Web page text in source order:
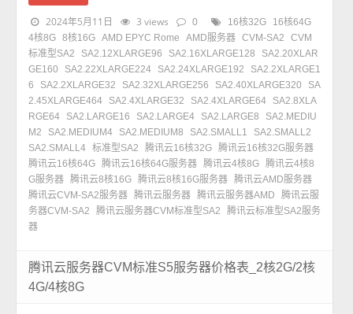
2024年5月11日 3 views 0 16核32G
16核64G
4核8G 8核16G AMD EPYC Rome AMD服务器 CVM-SA2
CVM
标准型SA2
SA2.12XLARGE96 SA2.16XLARGE128
SA2.20XLAR
GE160
SA2.22XLARGE224 SA2.24XLARGE192
SA2.2XLARGE1
6
SA2.2XLARGE32 SA2.32XLARGE256 SA2.40XLARGE320
SA
2.45XLARGE464
SA2.4XLARGE32 SA2.4XLARGE64
SA2.8XLA
RGE64
SA2.LARGE16 SA2.LARGE4 SA2.LARGE8
SA2.MEDIU
M2
SA2.MEDIUM4 SA2.MEDIUM8 SA2.SMALL1
SA2.SMALL2
SA2.SMALL4 标准型SA2 腾讯云16核32G 腾讯云16核32G服务器
腾讯云16核64G 腾讯云16核64G服务器 腾讯云4核8G 腾讯云4核8
G服务器 腾讯云8核16G 腾讯云8核16G服务器 腾讯云AMD服务器
腾讯云CVM-SA2服务器 腾讯云服务器 腾讯云服务器AMD
腾讯云服
务器CVM-SA2
腾讯云服务器CVM标准型SA2
腾讯云标准型SA2服务
器
腾讯云服务器CVM标准S5服务器价格表_2核2G/2核
4G/4核8G